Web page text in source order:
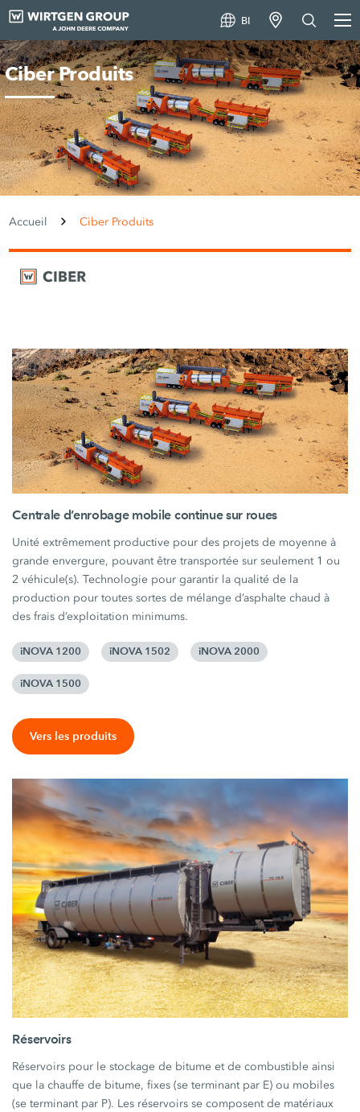
BI
Ciber Produits
Accueil Ciber Produits
Centrale d’enrobage mobile continue sur roues
Unité extrêmement productive pour des projets de moyenne à
grande envergure, pouvant être transportée sur seulement 1 ou
2 véhicule(s). Technologie pour garantir la qualité de la
production pour toutes sortes de mélange d’asphalte chaud à
des frais d’exploitation minimums.
iNOVA 1200 iNOVA 1502 iNOVA 2000
iNOVA 1500
Vers les produits
Réservoirs
Réservoirs pour le stockage de bitume et de combustible ainsi
que la chauffe de bitume, fixes (se terminant par E) ou mobiles
(se terminant par P). Les réservoirs se composent de matériaux